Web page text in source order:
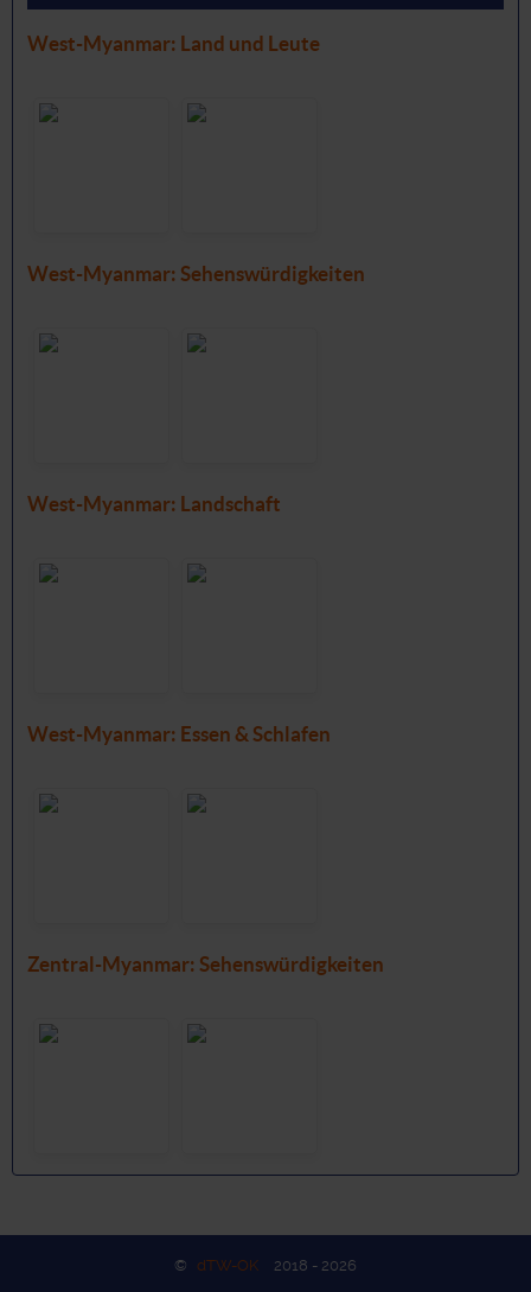
West-Myanmar: Land und Leute
West-Myanmar: Sehenswürdigkeiten
West-Myanmar: Landschaft
West-Myanmar: Essen & Schlafen
Zentral-Myanmar: Sehenswürdigkeiten
© dTW-OK 2018 - 2026